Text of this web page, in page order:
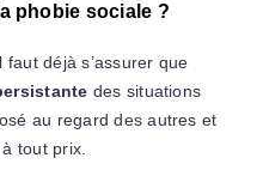
phobie sociale ?
déjà s’assurer que
des situations
au regard des autres et
tout prix.